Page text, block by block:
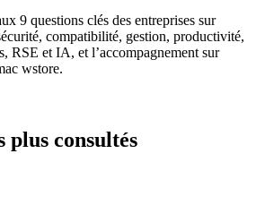
9 questions clés des entreprises sur
compatibilité, gestion, productivité,
RSE et IA, et l’accompagnement sur
wstore.
plus consultés